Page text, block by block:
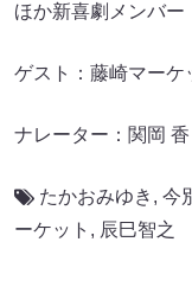
ほか新喜劇メンバー
ゲスト：藤崎マーケ
ナレーター：関岡
たかおみゆき , 今
ーケット , 辰巳智之